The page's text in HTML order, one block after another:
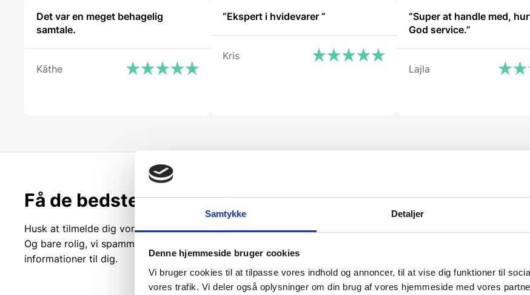
Samtykke Detaljer
Denne hjemmeside bruger cookies
Vi bruger cookies til at tilpasse vores indhold og annoncer, til at vise dig funktioner til
vores trafik. Vi deler også oplysninger om din brug af vores hjemmeside med vores
Det var en meget behagelig
samtale.
Käthe
“Ekspert i hvidevarer “
Kris
“Super at handle med,
God service.”
Lajla
Få de bedste tilbud først!
Husk at tilmelde dig vores nyhedsbrev og vær først til de bedste tilbud.
Og bare rolig, vi spammer dig ikke, men sender kun relevante tilbud og
informationer til dig.